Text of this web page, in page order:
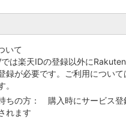
いて
は楽天IDの登録以外に
録が必要です。ご利用について
ちの方： 購入時にサービス登
れます